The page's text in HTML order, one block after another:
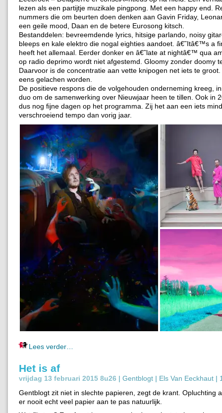
lezen als een partijtje muzikale pingpong. Met een happy end.
nummers die om beurten doen denken aan Gavin Friday,
een geile mood, Daan en de betere Eurosong kitsch.
Bestanddelen: bevreemdende lyrics, hitsige parlando, noisy
bleeps en kale elektro die nogal eighties aandoet. â€˜Itâ€™s a
heeft het allemaal. Eerder donker en â€˜late at nightâ€™ qua
op radio deprimo wordt niet afgestemd. Gloomy zonder doomy
Daarvoor is de concentratie aan vette knipogen net iets te
eens gelachen worden.
De positieve respons die de volgehouden onderneming kreeg,
duo om de samenwerking over Nieuwjaar heen te tillen. Ook in
dus nog fijne dagen op het programma. Zij het aan een iets
verschroeiend tempo dan vorig jaar.
Lees verder…
Het is af
vrijdag 13 februari 2015 8u26 | Gentblogt | Els Van Eeckhaut |
Gentblogt zit niet in slechte papieren, zegt de krant. Opluchting
er nooit echt veel papier aan te pas natuurlijk.